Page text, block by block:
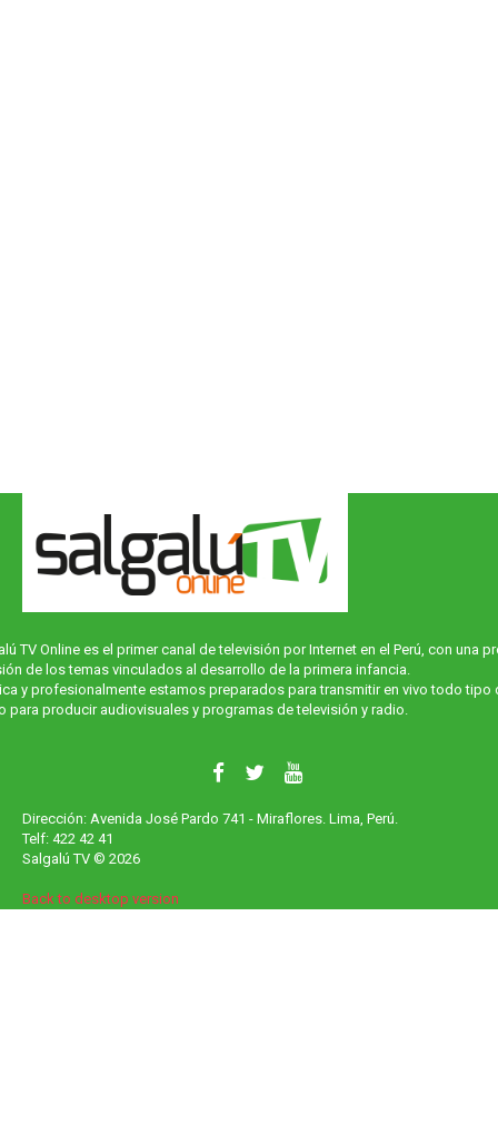
TV Online es el primer canal de televisión por Internet en el Perú, con una
de los temas vinculados al desarrollo de la primera infancia.
y profesionalmente estamos preparados para transmitir en vivo todo tipo
para producir audiovisuales y programas de televisión y radio.
Dirección: Avenida José Pardo 741 - Miraflores. Lima, Perú.
Telf: 422 42 41
Salgalú TV © 2026
Back to desktop version